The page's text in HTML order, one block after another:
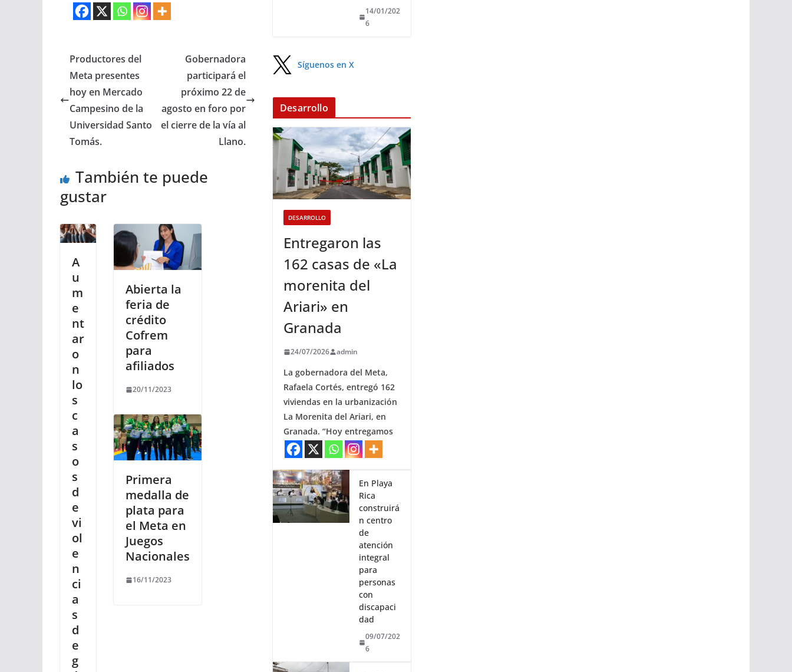
Productores del
Meta presentes
hoy en Mercado
Campesino de la
Universidad Santo
Tomás.
Gobernadora
participará el
próximo 22 de
agosto en foro por
el cierre de la vía al
Llano.
También te puede
gustar
A
u
m
e
nt
ar
o
n
lo
s
c
a
s
o
s
d
e
vi
ol
e
n
ci
a
s
d
e
g
Abierta la
feria de
crédito
Cofrem
para
afiliados
20/11/2023
Primera
medalla de
plata para
el Meta en
Juegos
Nacionales
16/11/2023
14/01/202
6
Síguenos en X
Desarrollo
DESARROLLO
Entregaron las
162 casas de «La
morenita del
Ariari» en
Granada
24/07/2026 admin
La gobernadora del Meta,
Rafaela Cortés, entregó 162
viviendas en la urbanización
La Morenita del Ariari, en
Granada. “Hoy entregamos
En Playa
Rica
construirá
n centro
de
atención
integral
para
personas
con
discapaci
dad
09/07/202
6